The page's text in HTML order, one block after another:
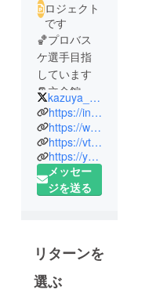
ロジェクト
です
🏀プロバス
ケ選手目指
しています
📔立命館大
学４年生
２１歳
🗒富山県出身
⛹️‍♂️岐阜セイ
リュウヒー
ローズ所属
kazuya_3776
https://instagram.com/kazuya_3776?igshid=1dad3peg2zwlf
https://www.facebook.com/profile.php?id=100057011393876
https://vt.tiktok.com/ZSJYueW4q/
https://youtube.com/channel/UC9y7vDs8n7Hi2OC5xUUjouA
メッセー
ジを送る
リターンを
選ぶ